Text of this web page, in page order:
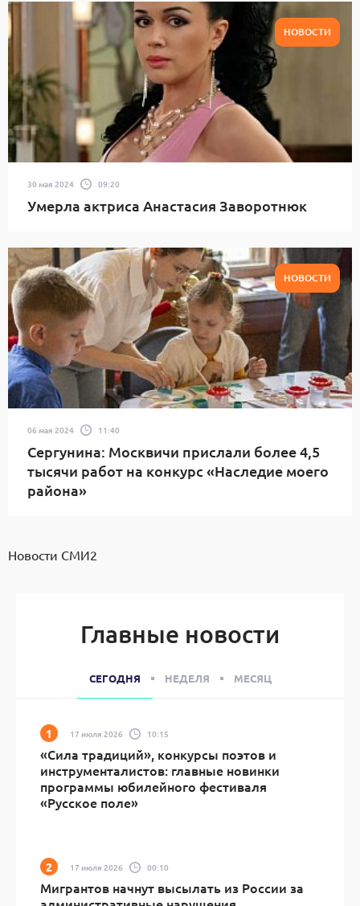
НОВОСТИ
30 мая 2024 09:20
Умерла актриса Анастасия Заворотнюк
НОВОСТИ
06 мая 2024 11:40
Сергунина: Москвичи прислали более 4,5
тысячи работ на конкурс «Наследие моего
района»
Новости СМИ2
Главные новости
СЕГОДНЯ НЕДЕЛЯ МЕСЯЦ
17 июля 2026 10:15
«Сила традиций», конкурсы поэтов и
инструменталистов: главные новинки
программы юбилейного фестиваля
«Русское поле»
17 июля 2026 00:10
Мигрантов начнут высылать из России за